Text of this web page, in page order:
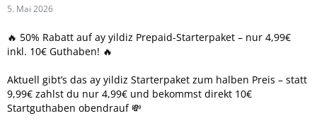
5. Mai 2026
🔥 50% Rabatt auf ay yildiz Prepaid-Starterpaket – nur 4,99€
inkl. 10€ Guthaben! 🔥
Aktuell gibt’s das ay yildiz Starterpaket zum halben Preis – statt
9,99€ zahlst du nur 4,99€ und bekommst direkt 10€
Startguthaben obendrauf 💸